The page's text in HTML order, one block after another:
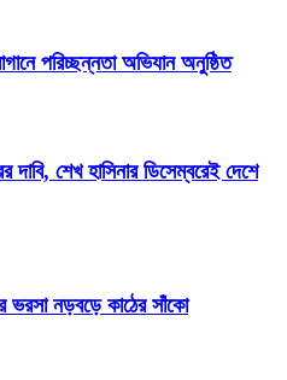
পরিচ্ছন্নতা অভিযান অনুষ্ঠিত
দাবি, শেখ হাসিনার ডিসেম্বরেই দেশে
ভরসা নড়বড়ে কাঠের সাঁকো